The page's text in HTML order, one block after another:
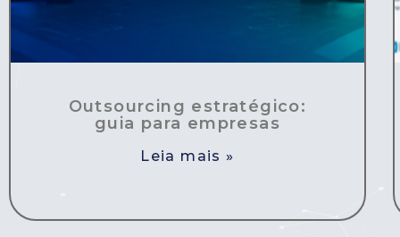
Outsourcing estratégico:
guia para empresas
Leia mais »